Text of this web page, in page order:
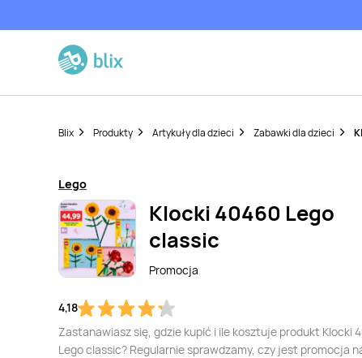
Blix Produkty Artykuły dla dzieci Zabawki dla dzieci
Lego
Klocki 40460 Lego
classic
Promocja
4,18
Zastanawiasz się, gdzie kupić i ile kosztuje produkt Klocki
Lego classic? Regularnie sprawdzamy, czy jest promocja